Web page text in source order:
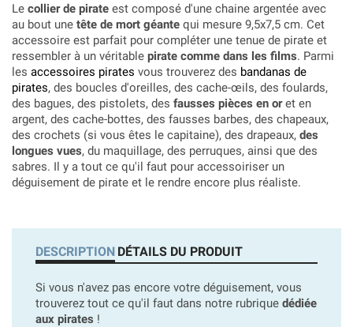
Le collier de pirate est composé d'une chaine argentée avec
au bout une tête de mort géante qui mesure 9,5x7,5 cm. Cet
accessoire est parfait pour compléter une tenue de pirate et
ressembler à un véritable pirate comme dans les films. Parmi
les accessoires pirates vous trouverez des bandanas de
pirates, des boucles d'oreilles, des cache-œils, des foulards,
des bagues, des pistolets, des fausses pièces en oret en
argent, des cache-bottes, des fausses barbes, des chapeaux,
des crochets (si vous êtes le capitaine), des drapeaux, des
longues vues, du maquillage, des perruques, ainsi que des
sabres. Il y a tout ce qu'il faut pour accessoiriser un
déguisement de pirate et le rendre encore plus réaliste.
DESCRIPTION DÉTAILS DU PRODUIT
Si vous n'avez pas encore votre déguisement, vous
trouverez tout ce qu'il faut dans notre rubrique dédiée
aux pirates !